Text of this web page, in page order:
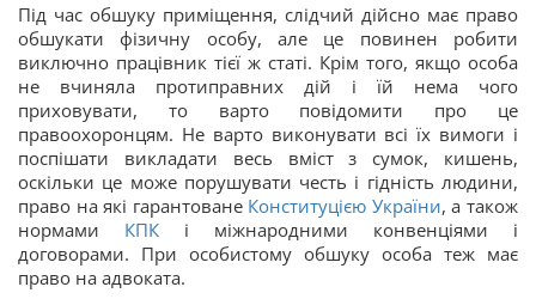
Під час обшуку приміщення, слідчий дійсно має право
обшукати фізичну особу, але це повинен робити
виключно працівник тієї ж статі. Крім того, якщо особа
не вчиняла протиправних дій і їй нема чого
приховувати, то варто повідомити про це
правоохоронцям. Не варто виконувати всі їх вимоги і
поспішати викладати весь вміст з сумок, кишень,
оскільки це може порушувати честь і гідність людини,
право на які гарантоване Конституцією України, а також
нормами КПК і міжнародними конвенціями і
договорами. При особистому обшуку особа теж має
право на адвоката.